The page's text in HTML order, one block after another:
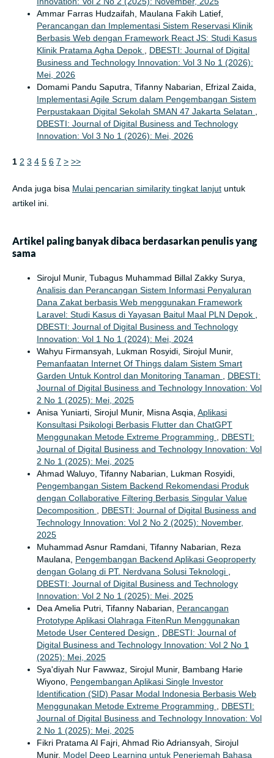
Ammar Farras Hudzaifah, Maulana Fakih Latief,
Perancangan dan Implementasi Sistem Reservasi Klinik
Berbasis Web dengan Framework React JS: Studi Kasus
Klinik Pratama Agha Depok
DBESTI: Journal of Digital
Business and Technology Innovation: Vol 3 No 1 (2026):
Mei, 2026
Domami Pandu Saputra, Tifanny Nabarian, Efrizal Zaida,
Implementasi Agile Scrum dalam Pengembangan Sistem
Perpustakaan Digital Sekolah SMAN 47 Jakarta Selatan
DBESTI: Journal of Digital Business and Technology
Innovation: Vol 3 No 1 (2026): Mei, 2026
1 2 3 4 5 6 7 > >>
Anda juga bisa Mulai pencarian similarity tingkat lanjutuntuk
artikel ini.
Artikel paling banyak dibaca berdasarkan penulis yang
sama
Sirojul Munir, Tubagus Muhammad Billal Zakky Surya,
Analisis dan Perancangan Sistem Informasi Penyaluran
Dana Zakat berbasis Web menggunakan Framework
Laravel: Studi Kasus di Yayasan Baitul Maal PLN Depok
DBESTI: Journal of Digital Business and Technology
Innovation: Vol 1 No 1 (2024): Mei, 2024
Wahyu Firmansyah, Lukman Rosyidi, Sirojul Munir,
Pemanfaatan Internet Of Things dalam Sistem Smart
Garden Untuk Kontrol dan Monitoring Tanaman
DBESTI:
Journal of Digital Business and Technology Innovation: Vol
2 No 1 (2025): Mei, 2025
Anisa Yuniarti, Sirojul Munir, Misna Asqia, Aplikasi
Konsultasi Psikologi Berbasis Flutter dan ChatGPT
Menggunakan Metode Extreme Programming
DBESTI:
Journal of Digital Business and Technology Innovation: Vol
2 No 1 (2025): Mei, 2025
Ahmad Waluyo, Tifanny Nabarian, Lukman Rosyidi,
Pengembangan Sistem Backend Rekomendasi Produk
dengan Collaborative Filtering Berbasis Singular Value
Decomposition
DBESTI: Journal of Digital Business and
Technology Innovation: Vol 2 No 2 (2025): November,
2025
Muhammad Asnur Ramdani, Tifanny Nabarian, Reza
Maulana, Pengembangan Backend Aplikasi Geoproperty
dengan Golang di PT. Nerdvana Solusi Teknologi
DBESTI: Journal of Digital Business and Technology
Innovation: Vol 2 No 1 (2025): Mei, 2025
Dea Amelia Putri, Tifanny Nabarian, Perancangan
Prototype Aplikasi Olahraga FitenRun Menggunakan
Metode User Centered Design
DBESTI: Journal of
Digital Business and Technology Innovation: Vol 2 No 1
(2025): Mei, 2025
Sya'diyah Nur Fawwaz, Sirojul Munir, Bambang Harie
Wiyono, Pengembangan Aplikasi Single Investor
Identification (SID) Pasar Modal Indonesia Berbasis Web
Menggunakan Metode Extreme Programming
DBESTI:
Journal of Digital Business and Technology Innovation: Vol
2 No 1 (2025): Mei, 2025
Fikri Pratama Al Fajri, Ahmad Rio Adriansyah, Sirojul
Munir, Model Deep Learning untuk Penerjemah Bahasa